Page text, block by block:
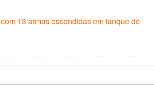
13 armas escondidas em tanque de